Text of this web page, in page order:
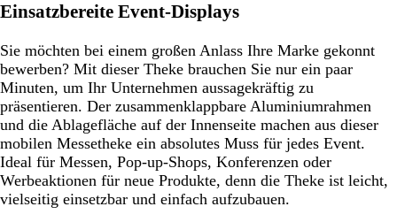
Einsatzbereite Event-Displays
Sie möchten bei einem großen Anlass Ihre Marke gekonnt
bewerben? Mit dieser Theke brauchen Sie nur ein paar
Minuten, um Ihr Unternehmen aussagekräftig zu
präsentieren. Der zusammenklappbare Aluminiumrahmen
und die Ablagefläche auf der Innenseite machen aus dieser
mobilen Messetheke ein absolutes Muss für jedes Event.
Ideal für Messen, Pop-up-Shops, Konferenzen oder
Werbeaktionen für neue Produkte, denn die Theke ist leicht,
vielseitig einsetzbar und einfach aufzubauen.